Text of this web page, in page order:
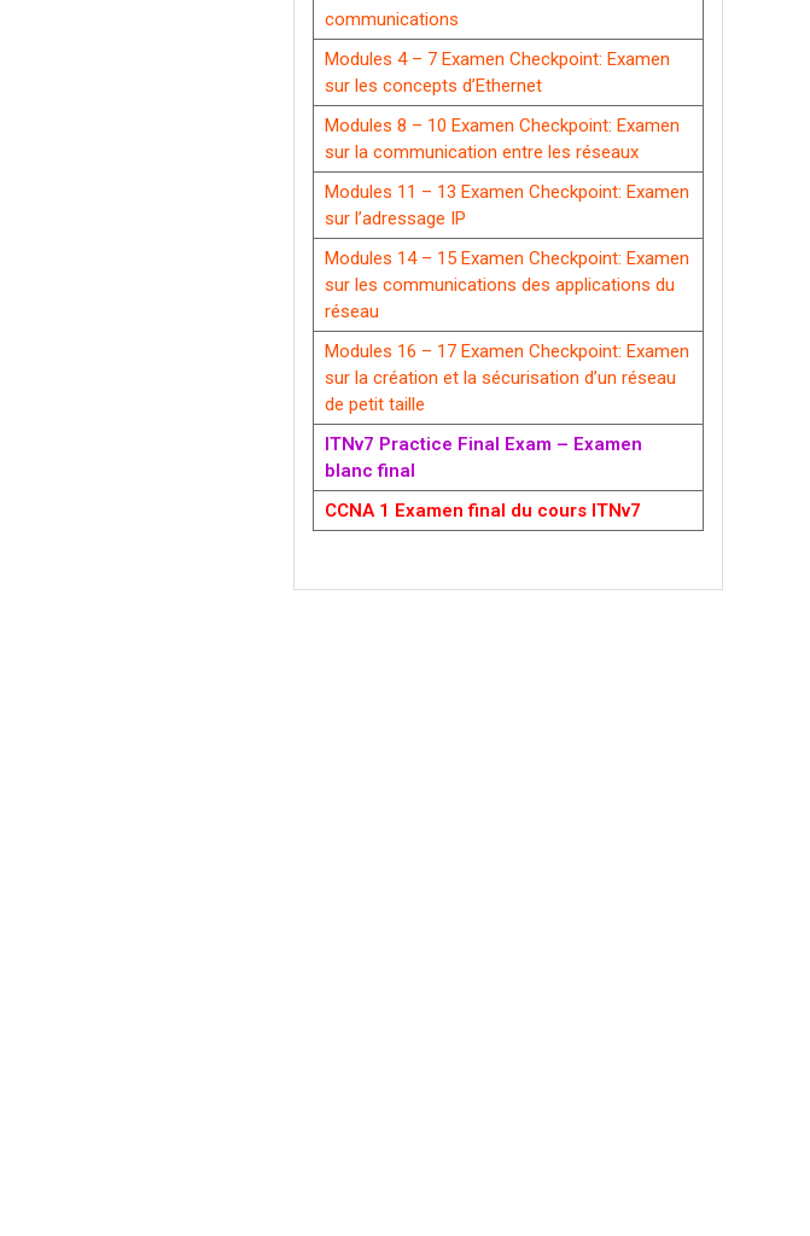
communications
Modules 4 – 7 Examen Checkpoint: Examen
sur les concepts d’Ethernet
Modules 8 – 10 Examen Checkpoint: Examen
sur la communication entre les réseaux
Modules 11 – 13 Examen Checkpoint: Examen
sur l’adressage IP
Modules 14 – 15 Examen Checkpoint: Examen
sur les communications des applications du
réseau
Modules 16 – 17 Examen Checkpoint: Examen
sur la création et la sécurisation d’un réseau
de petit taille
ITNv7 Practice Final Exam – Examen
blanc final
CCNA 1 Examen final du cours ITNv7